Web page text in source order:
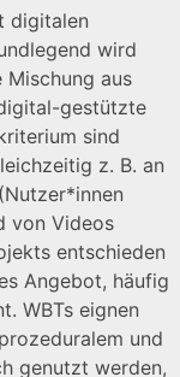
digitalen
wird
Mischung aus
gestützte
sind
z. B. an
von Videos
entschieden
Angebot, häufig
WBTs eignen
und
genutzt werden,